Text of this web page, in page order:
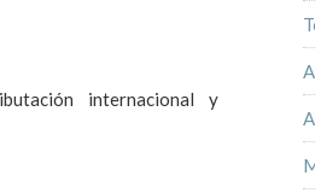
internacional y